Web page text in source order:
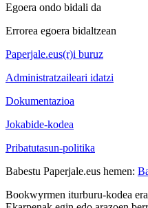
Egoera ondo bidali da
Errorea egoera bidaltzean
Paperjale.eus(r)i buruz
Administratzaileari idatzi
Dokumentazioa
Jokabide-kodea
Pribatutasun-politika
Babestu Paperjale.eus hemen:
Bookwyrmen iturburu-kodea